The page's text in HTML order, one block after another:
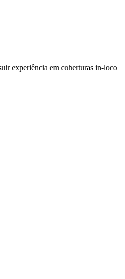
experiência em coberturas in-loco